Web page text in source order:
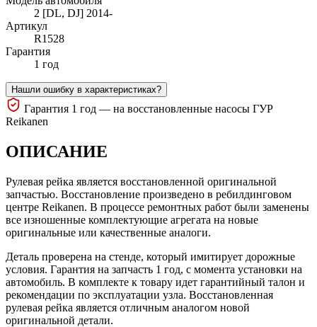
2 [DL, DJ] 2014-
Артикул
R1528
Гарантия
1 год
Нашли ошибку в характеристиках?
Гарантия 1 год — на восстановленные насосы ГУР
Reikanen
ОПИСАНИЕ
Рулевая рейка является восстановленной оригинальной
запчастью. Восстановление произведено в ребилдинговом
центре Reikanen. В процессе ремонтных работ были заменены
все изношенные комплектующие агрегата на новые
оригинальные или качественные аналоги.
Деталь проверена на стенде, который имитирует дорожные
условия. Гарантия на запчасть 1 год, с момента установки на
автомобиль. В комплекте к товару идет гарантийный талон и
рекомендации по эксплуатации узла. Восстановленная
рулевая рейка является отличным аналогом новой
оригинальной детали.